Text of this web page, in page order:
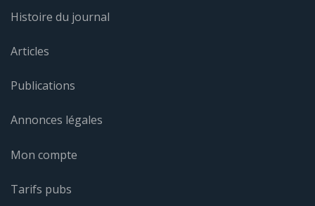
Histoire du journal
Articles
Publications
Annonces légales
Mon compte
Tarifs pubs